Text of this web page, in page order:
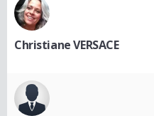
Christiane VERSACE